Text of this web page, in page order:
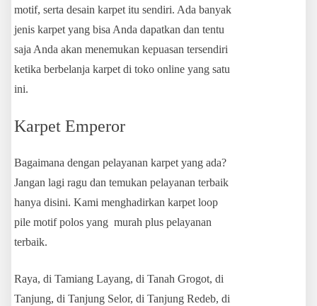
motif, serta desain karpet itu sendiri. Ada banyak
jenis karpet yang bisa Anda dapatkan dan tentu
saja Anda akan menemukan kepuasan tersendiri
ketika berbelanja karpet di toko online yang satu
ini.
Karpet Emperor
Bagaimana dengan pelayanan karpet yang ada?
Jangan lagi ragu dan temukan pelayanan terbaik
hanya disini. Kami menghadirkan karpet loop
pile motif polos yang murah plus pelayanan
terbaik.
Raya, di Tamiang Layang, di Tanah Grogot, di
Tanjung, di Tanjung Selor, di Tanjung Redeb, di